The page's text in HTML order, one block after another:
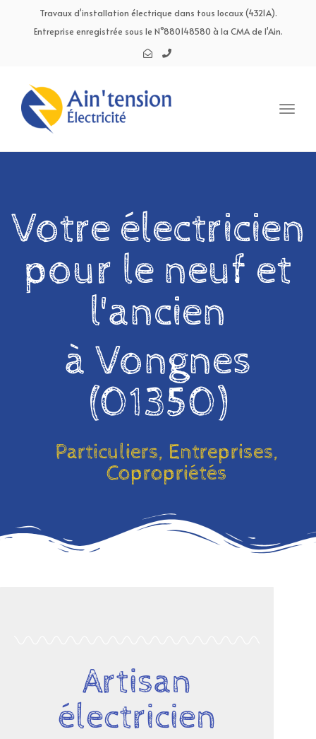
Travaux d'installation électrique dans tous locaux (4321A).
Entreprise enregistrée sous le N°880148580 à la CMA de l'Ain.
Votre électricien
pour le neuf et
l'ancien
à Vongnes
(01350)
Particuliers, Entreprises,
Copropriétés
Artisan
électricien